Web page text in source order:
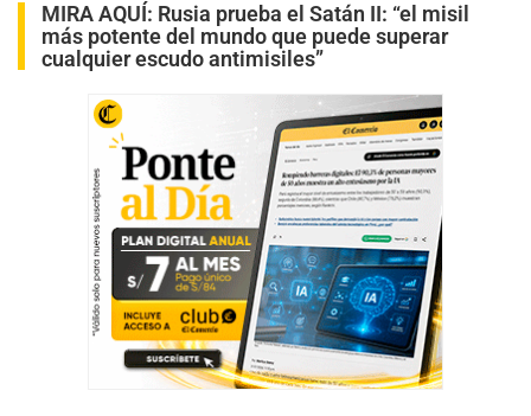
MIRA AQUÍ: Rusia prueba el Satán II: “el misil
más potente del mundo que puede superar
cualquier escudo antimisiles”